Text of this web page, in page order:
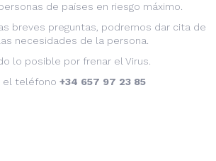
de países en riesgo máximo.
breves preguntas, podremos dar cita de
necesidades de la persona.
lo posible por frenar el Virus.
el teléfono+34 657 97 23 85